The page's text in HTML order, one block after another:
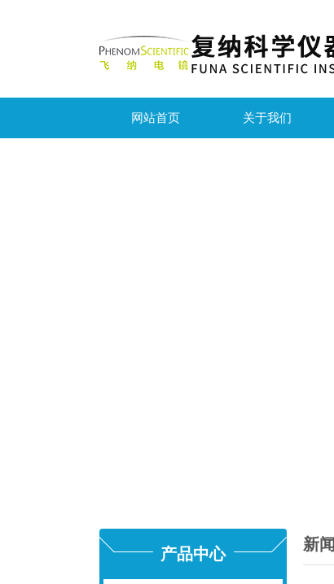
网站首页 关于我们
产品中心
新